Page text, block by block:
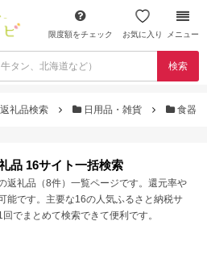
限度額をチェック お気に入り メニュー
検索
礼品検索 日用品・雑貨 食器
品 16サイト一括検索
返礼品（8件）一覧ページです。還元率や
能です。主要な16の人気ふるさと納税サ
でまとめて検索できて便利です。